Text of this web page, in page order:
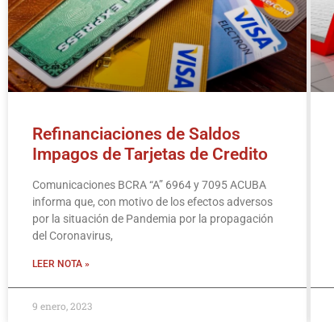
Refinanciaciones de Saldos
Impagos de Tarjetas de Credito
Comunicaciones BCRA “A” 6964 y 7095 ACUBA
informa que, con motivo de los efectos adversos
por la situación de Pandemia por la propagación
del Coronavirus,
LEER NOTA »
9 enero, 2023